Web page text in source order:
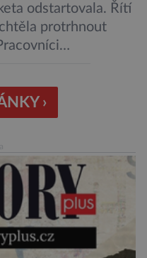
odstartovala. Řítí
protrhnout
se něco pokazí?
nosných raket
vesmírných misí,
›